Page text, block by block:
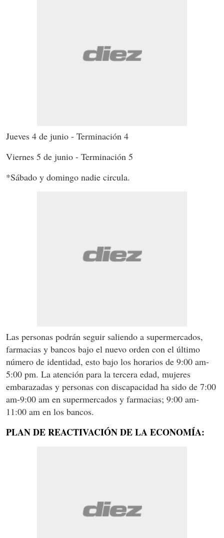
Jueves 4 de junio - Terminación 4
Viernes 5 de junio - Terminación 5
*Sábado y domingo nadie circula.
Las personas podrán seguir saliendo a supermercados,
farmacias y bancos bajo el nuevo orden con el último
número de identidad, esto bajo los horarios de 9:00 am-
5:00 pm. La atención para la tercera edad, mujeres
embarazadas y personas con discapacidad ha sido de 7:00
am-9:00 am en supermercados y farmacias; 9:00 am-
11:00 am en los bancos.
PLAN DE REACTIVACIÓN DE LA ECONOMÍA: